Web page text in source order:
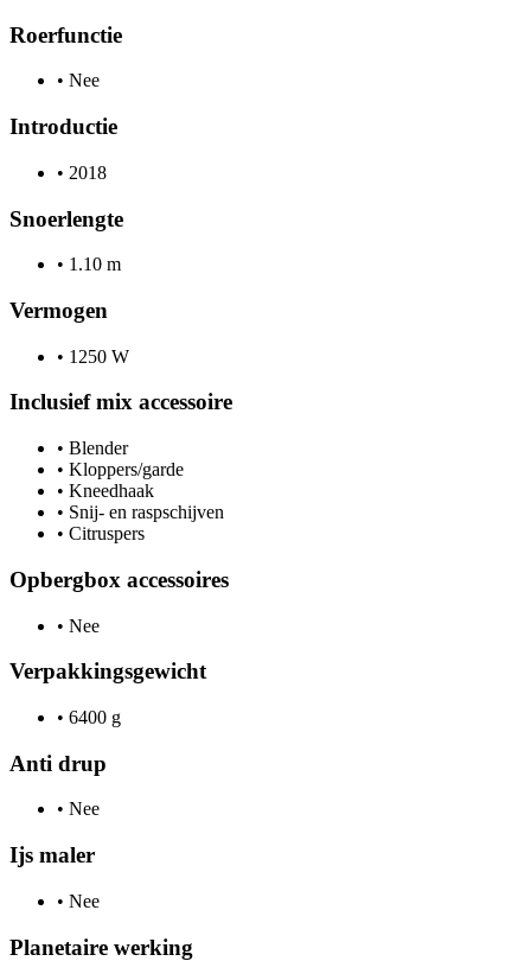
Roerfunctie
• Nee
Introductie
• 2018
Snoerlengte
• 1.10 m
Vermogen
• 1250 W
Inclusief mix accessoire
• Blender
• Kloppers/garde
• Kneedhaak
• Snij- en raspschijven
• Citruspers
Opbergbox accessoires
• Nee
Verpakkingsgewicht
• 6400 g
Anti drup
• Nee
Ijs maler
• Nee
Planetaire werking